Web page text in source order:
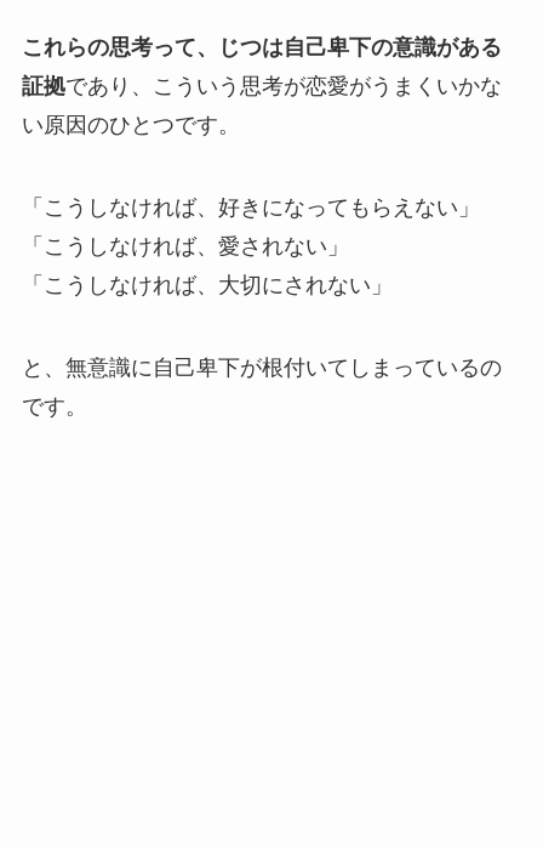
これらの思考って、じつは自己卑下の意識がある
証拠であり、こういう思考が恋愛がうまくいかな
い原因のひとつです。
「こうしなければ、好きになってもらえない」
「こうしなければ、愛されない」
「こうしなければ、大切にされない」
と、無意識に自己卑下が根付いてしまっているの
です。